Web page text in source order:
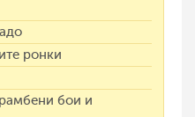
ронки
бои и